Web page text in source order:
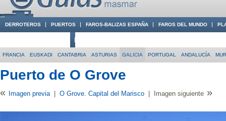
DERROTEROS PUERTOS FAROS-BALIZAS ESPAÑA FAROS DEL MUNDO
FRANCIA EUSKADI CANTABRIA ASTURIAS GALICIA PORTUGAL ANDALUCÍA
Puerto de O Grove
« Imagen previa | O Grove. Capital del Marisco | Imagen siguiente »